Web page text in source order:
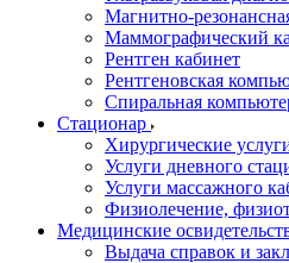
Магнитно-
Маммографический
Рентген кабинет
Рентгеновская
Спиральная
Стационар
Хирургические
Услуги дневного
Услуги массажного
Физиолечение,
Медицинские
Выдача справок и